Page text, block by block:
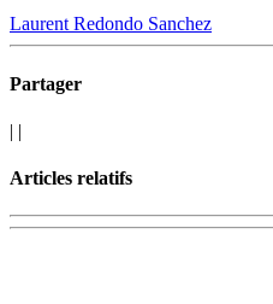
Laurent Redondo Sanchez
Partager
| |
Articles relatifs